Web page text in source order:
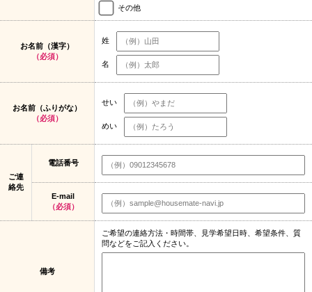
その他
お名前（漢字）
（必須）
姓
名
お名前（ふりがな）
（必須）
せい
めい
ご連
絡先
電話番号
E-mail
（必須）
備考
ご希望の連絡方法・時間帯、見学希望日時、希望条件、質
問などをご記入ください。